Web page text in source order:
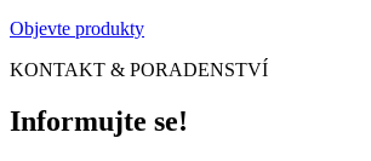
Objevte produkty
KONTAKT & PORADENSTVÍ
Informujte se!